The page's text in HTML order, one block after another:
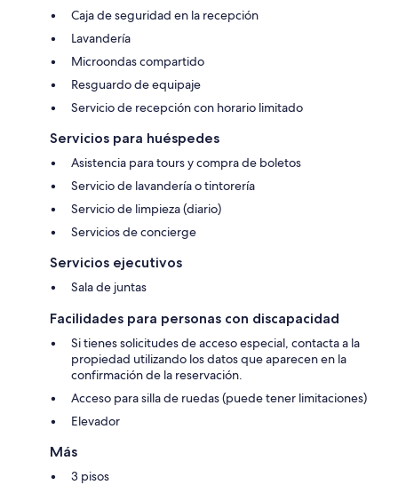
Caja de seguridad en la recepción
Lavandería
Microondas compartido
Resguardo de equipaje
Servicio de recepción con horario limitado
Servicios para huéspedes
Asistencia para tours y compra de boletos
Servicio de lavandería o tintorería
Servicio de limpieza (diario)
Servicios de concierge
Servicios ejecutivos
Sala de juntas
Facilidades para personas con discapacidad
Si tienes solicitudes de acceso especial, contacta a la
propiedad utilizando los datos que aparecen en la
confirmación de la reservación.
Acceso para silla de ruedas (puede tener limitaciones)
Elevador
Más
3 pisos